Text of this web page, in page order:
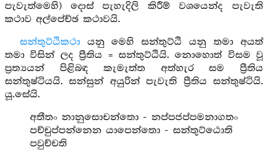
පැවැත්මෙහි) දොස් පැහැදිලි කිරීම් වශයෙන්ද පැවැති
කථාව අල්පේච්ඡ කථාවයි.
සන්තුට්ඨිකථායනු මෙහි සන්තුට්ඨි යනු තමා අයත්
තමා විසින් ලද ප්‍රීතිය = සන්තුට්ඨියි. නොහොත් විසම වූ
ප්‍රත්‍යයන් පිළිබඳ කැමැත්ත අත්හැර සම ප්‍රීතිය
සන්තුෂ්ටියයි. සන්සුන් අයුරින් පැවැති ප්‍රීතිය සන්තුෂ්ටියි.
යූ.සේයි.
අතීතං නානුසොචන්තො - නප්පජප්පමනාගතං
පච්චුප්පන්නෙන යාපෙන්තො - සන්තුට්ඨොති
පවුච්චති